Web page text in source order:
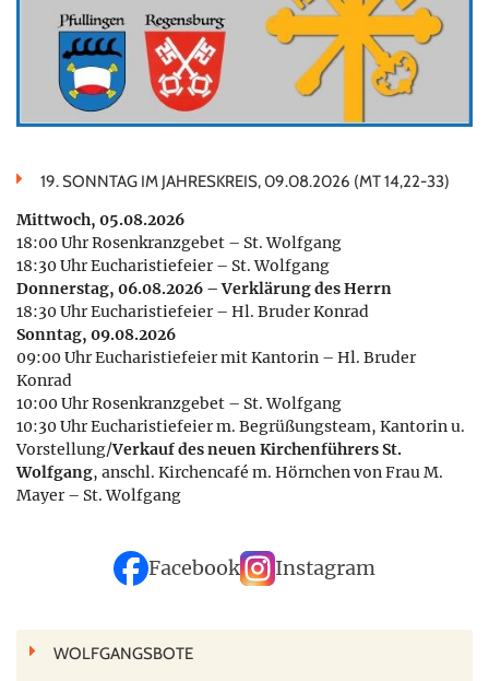
19. SONNTAG IM JAHRESKREIS, 09.08.2026 (MT 14,22-33)
Mittwoch, 05.08.2026
18:00 Uhr Rosenkranzgebet – St. Wolfgang
18:30 Uhr Eucharistiefeier – St. Wolfgang
Donnerstag, 06.08.2026 – Verklärung des Herrn
18:30 Uhr Eucharistiefeier – Hl. Bruder Konrad
Sonntag, 09.08.2026
09:00 Uhr Eucharistiefeier mit Kantorin – Hl. Bruder
Konrad
10:00 Uhr Rosenkranzgebet – St. Wolfgang
10:30 Uhr Eucharistiefeier m. Begrüßungsteam, Kantorin u.
Vorstellung/Verkauf des neuen Kirchenführers St.
Wolfgang, anschl. Kirchencafé m. Hörnchen von Frau M.
Mayer – St. Wolfgang
Facebook Instagram
WOLFGANGSBOTE